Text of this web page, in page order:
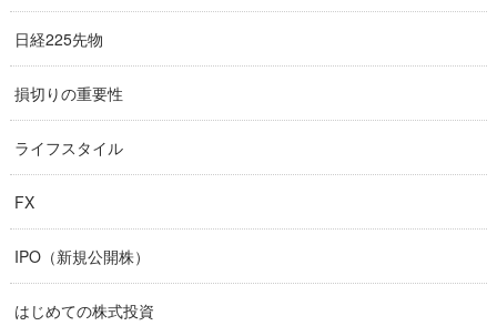
日経225先物
損切りの重要性
ライフスタイル
FX
IPO（新規公開株）
はじめての株式投資